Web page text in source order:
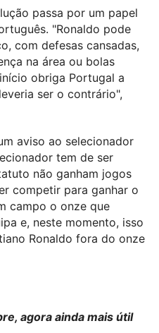
passa por um papel
"Ronaldo pode
com defesas cansadas,
na área ou bolas
obriga Portugal a
ser o contrário",
aviso ao selecionador
tem de ser
não ganham jogos
competir para ganhar o
campo o onze que
e, neste momento, isso
Ronaldo fora do onze
agora ainda mais útil